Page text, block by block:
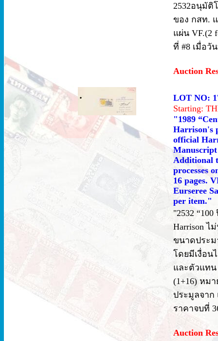
2532อนุมัติ
ของ กสท.
แผ่น VF.(2
ที่ #8 เมื่อวั
Auction
LOT NO:
Starting:
"1989
Harrison's
official
Manuscript
Additional
processes
16 pages.
Eurseree
per item."
"2532
Harrison ไ
ขนาดประม
โดยมีเงื่อน
และตัวแทน
(1+16) หม
ประมูลจาก
ราคาจบที่
Auction